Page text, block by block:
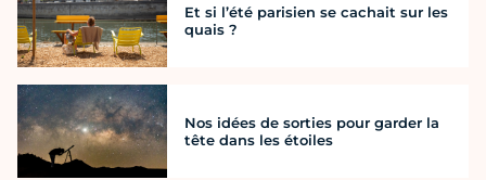
Et si l’été parisien se cachait sur les
quais ?
Nos idées de sorties pour garder la
tête dans les étoiles